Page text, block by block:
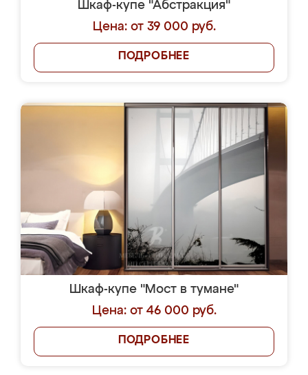
Шкаф-купе "Абстракция"
Цена: от 39 000 руб.
ПОДРОБНЕЕ
Шкаф-купе "Мост в тумане"
Цена: от 46 000 руб.
ПОДРОБНЕЕ